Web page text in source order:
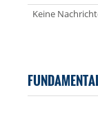
Keine